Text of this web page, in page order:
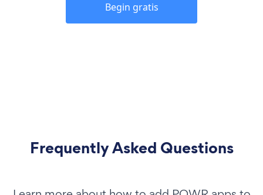
Begin gratis
Frequently Asked Questions